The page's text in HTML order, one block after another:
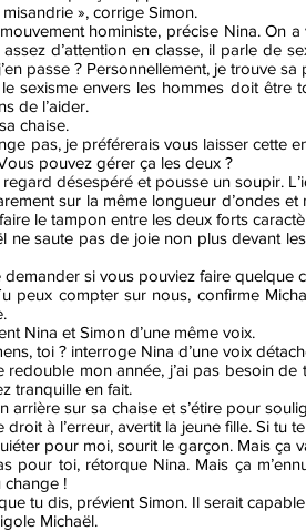
», corrige Simon.
hoministe, précise Nina. On
d’attention en classe, il parle de
passe ? Personnellement, je trouve
sexisme envers les hommes doit être
de l’aider.
chaise.
pas, je préférerais vous laisser cette
pouvez gérer ça les deux ?
désespéré et pousse un soupir.
sur la même longueur d’ondes
le tampon entre les deux forts
ne saute pas de joie non plus devant
demander si vous pouviez faire quelque
peux compter sur nous, confirme
Nina et Simon d’une même voix.
toi ? interroge Nina d’une voix
mon année, j’ai pas besoin de
tranquille en fait.
arrière sur sa chaise et s’étire pour
à l’erreur, avertit la jeune fille. Si tu
pour moi, sourit le garçon. Mais ça
pour toi, rétorque Nina. Mais ça
change !
tu dis, prévient Simon. Il serait
Michaël.